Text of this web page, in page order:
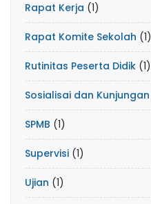
Rapat Kerja (1)
Rapat Komite Sekolah (1)
Rutinitas Peserta Didik (1)
Sosialisai dan Kunjungan
SPMB (1)
Supervisi (1)
Ujian (1)